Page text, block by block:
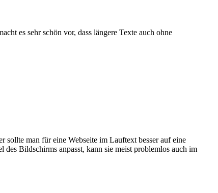
es sehr schön vor, dass längere Texte auch ohne
man für eine Webseite im Lauftext besser auf eine
Bildschirms anpasst, kann sie meist problemlos auch im